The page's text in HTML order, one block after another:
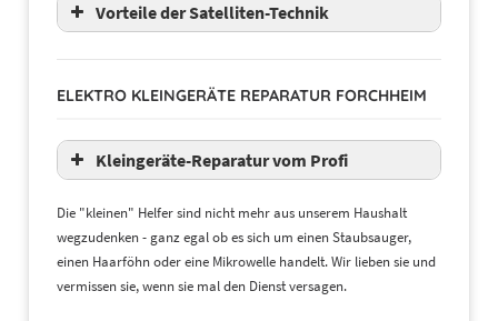
Vorteile der Satelliten-Technik
ELEKTRO KLEINGERÄTE REPARATUR FORCHHEIM
Kleingeräte-Reparatur vom Profi
Die "kleinen" Helfer sind nicht mehr aus unserem Haushalt
wegzudenken - ganz egal ob es sich um einen Staubsauger,
einen Haarföhn oder eine Mikrowelle handelt. Wir lieben sie und
vermissen sie, wenn sie mal den Dienst versagen.